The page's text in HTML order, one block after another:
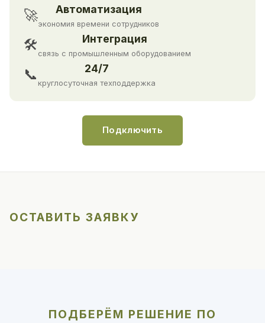
🚀 Автоматизация
экономия времени сотрудников
🛠 Интеграция
связь с промышленным оборудованием
📞 24/7
круглосуточная техподдержка
Подключить
ОСТАВИТЬ ЗАЯВКУ
ПОДБЕРЁМ РЕШЕНИЕ ПО